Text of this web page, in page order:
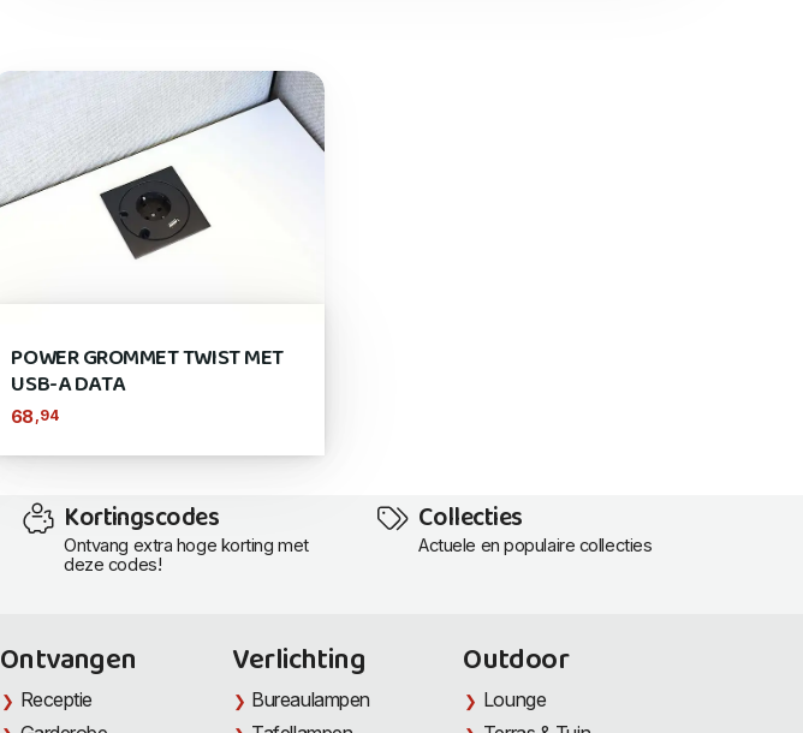
POWER GROMMET TWIST MET
USB-A DATA
68 ,94
Kortingscodes
Ontvang extra hoge korting met
deze codes!
Collecties
Actuele en populaire collecties
Ontvangen
Receptie
Verlichting
Bureaulampen
Outdoor
Lounge